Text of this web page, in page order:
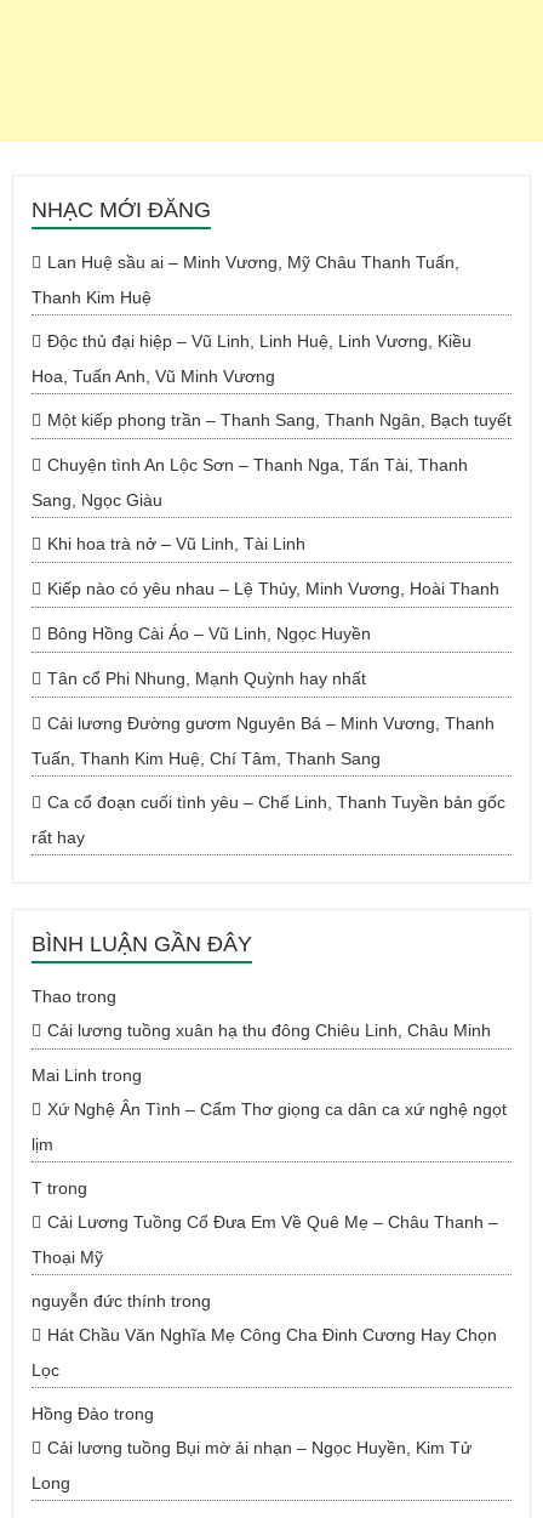
NHẠC MỚI ĐĂNG
Lan Huệ sầu ai – Minh Vương, Mỹ Châu Thanh Tuấn,
Thanh Kim Huệ
Độc thủ đại hiệp – Vũ Linh, Linh Huệ, Linh Vương, Kiều
Hoa, Tuấn Anh, Vũ Minh Vương
Một kiếp phong trần – Thanh Sang, Thanh Ngân, Bạch tuyết
Chuyện tình An Lộc Sơn – Thanh Nga, Tấn Tài, Thanh
Sang, Ngọc Giàu
Khi hoa trà nở – Vũ Linh, Tài Linh
Kiếp nào có yêu nhau – Lệ Thủy, Minh Vương, Hoài Thanh
Bông Hồng Cài Áo – Vũ Linh, Ngọc Huyền
Tân cổ Phi Nhung, Mạnh Quỳnh hay nhất
Cải lương Đường gươm Nguyên Bá – Minh Vương, Thanh
Tuấn, Thanh Kim Huệ, Chí Tâm, Thanh Sang
Ca cổ đoạn cuối tình yêu – Chế Linh, Thanh Tuyền bản gốc
rất hay
BÌNH LUẬN GẦN ĐÂY
Thao trong
Cải lương tuồng xuân hạ thu đông Chiêu Linh, Châu Minh
Mai Linh trong
Xứ Nghệ Ân Tình – Cẩm Thơ giọng ca dân ca xứ nghệ ngọt
lịm
T trong
Cải Lương Tuồng Cổ Đưa Em Về Quê Mẹ – Châu Thanh –
Thoại Mỹ
nguyễn đức thính trong
Hát Chầu Văn Nghĩa Mẹ Công Cha Đinh Cương Hay Chọn
Lọc
Hồng Đào trong
Cải lương tuồng Bụi mờ ải nhạn – Ngọc Huyền, Kim Tử
Long